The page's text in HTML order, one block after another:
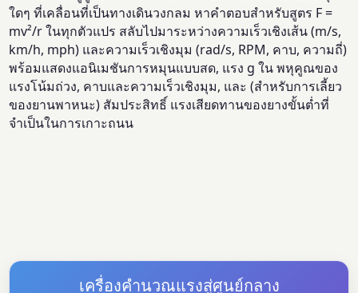
ใดๆ ที่เคลื่อนที่เป็นทางเดินวงกลม หาคำตอบสำหรับสูตร F =
mv²/r ในทุกตัวแปร สลับไปมาระหว่างความเร็วเชิงเส้น (m/s,
km/h, mph) และความเร็วเชิงมุม (rad/s, RPM, คาบ, ความถี่)
พร้อมแสดงแอนิเมชันการหมุนแบบสด, แรง g ใน พหุคูณของ
แรงโน้มถ่วง, คาบและความเร็วเชิงมุม, และ (สำหรับการเลี้ยว
ของยานพาหนะ) สัมประสิทธิ์ แรงเสียดทานของยางขั้นต่ำที่
จำเป็นในการเกาะถนน
เครื่องคำนวณแรงสู่ศูนย์กลาง